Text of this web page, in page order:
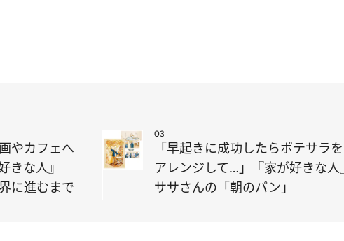
やカフェへ
きな人』
に進むまで
03
「早起きに成功したらポテサラを
アレンジして…」『家が好きな人
ササさんの「朝のパン」